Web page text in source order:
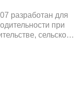
разработан для
при
сельском
долговечность и
рынке